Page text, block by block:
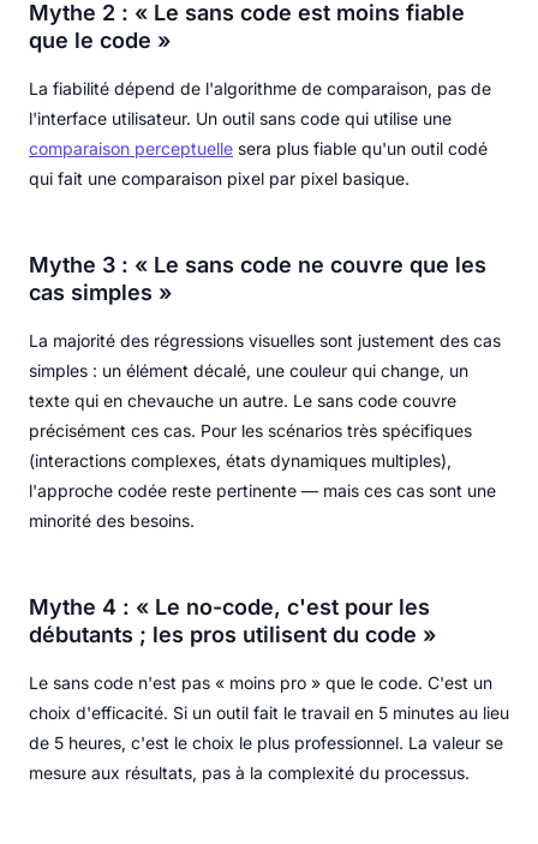
Mythe 2 : « Le sans code est moins fiable
que le code »
La fiabilité dépend de l'algorithme de comparaison, pas de
l'interface utilisateur. Un outil sans code qui utilise une
comparaison perceptuelle sera plus fiable qu'un outil codé
qui fait une comparaison pixel par pixel basique.
Mythe 3 : « Le sans code ne couvre que les
cas simples »
La majorité des régressions visuelles sont justement des cas
simples : un élément décalé, une couleur qui change, un
texte qui en chevauche un autre. Le sans code couvre
précisément ces cas. Pour les scénarios très spécifiques
(interactions complexes, états dynamiques multiples),
l'approche codée reste pertinente — mais ces cas sont une
minorité des besoins.
Mythe 4 : « Le no-code, c'est pour les
débutants ; les pros utilisent du code »
Le sans code n'est pas « moins pro » que le code. C'est un
choix d'efficacité. Si un outil fait le travail en 5 minutes au lieu
de 5 heures, c'est le choix le plus professionnel. La valeur se
mesure aux résultats, pas à la complexité du processus.